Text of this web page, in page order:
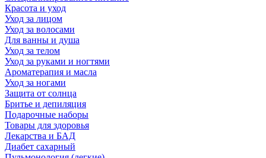
Красота и уход
Уход за лицом
Уход за волосами
Для ванны и душа
Уход за телом
Уход за руками и ногтями
Ароматерапия и масла
Уход за ногами
Защита от солнца
Бритье и депиляция
Подарочные наборы
Товары для здоровья
Лекарства и БАД
Диабет сахарный